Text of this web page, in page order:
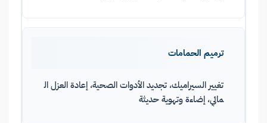
ترميم الحمامات
تغيير السيراميك، تجديد الأدوات الصحية، إعادة العزل ال
مائي، إضاءة وتهوية حديثة